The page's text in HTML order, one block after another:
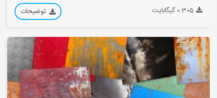
0.305 گیگابایت توضیحات